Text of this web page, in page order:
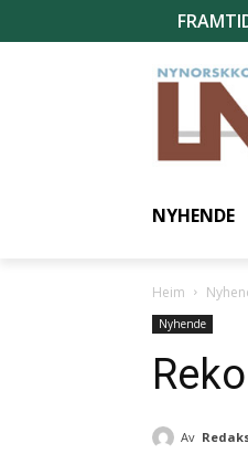
NYHENDE
Heim
Nyhende
Av